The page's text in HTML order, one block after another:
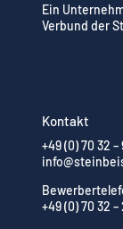
Ein
Verbund der
Kontakt
+49 (0) 70 32 –
+49 (0) 70 32 –